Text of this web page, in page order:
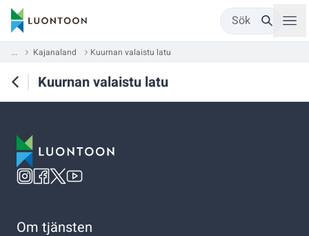
Sök
... Kajanaland Kuurnan valaistu latu
Kuurnan valaistu latu
Om tjänsten